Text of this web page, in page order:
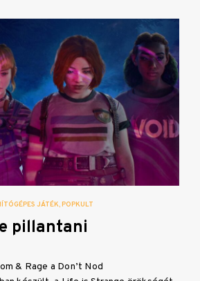
JÁTÉK POPKULT
pillantani
& Rage a Don’t Nod